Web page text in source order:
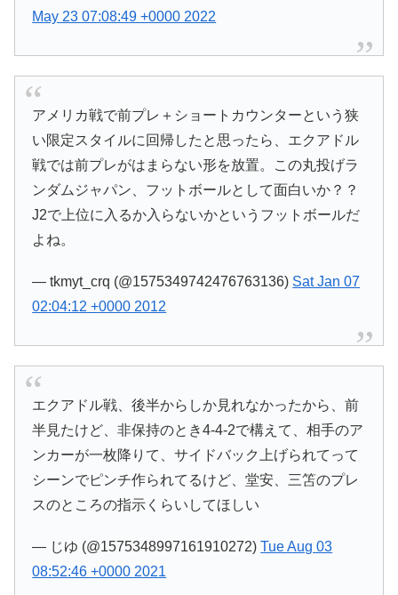
May 23 07:08:49 +0000 2022
アメリカ戦で前プレ＋ショートカウンターという狭
い限定スタイルに回帰したと思ったら、エクアドル
戦では前プレがはまらない形を放置。この丸投げラ
ンダムジャパン、フットボールとして面白いか？？
J2で上位に入るか入らないかというフットボールだ
よね。
— tkmyt_crq (@1575349742476763136) Sat Jan 07
02:04:12 +0000 2012
エクアドル戦、後半からしか見れなかったから、前
半見たけど、非保持のとき4-4-2で構えて、相手のア
ンカーが一枚降りて、サイドバック上げられてって
シーンでピンチ作られてるけど、堂安、三笘のプレ
スのところの指示くらいしてほしい
— じゆ (@1575348997161910272)Tue Aug 03
08:52:46 +0000 2021